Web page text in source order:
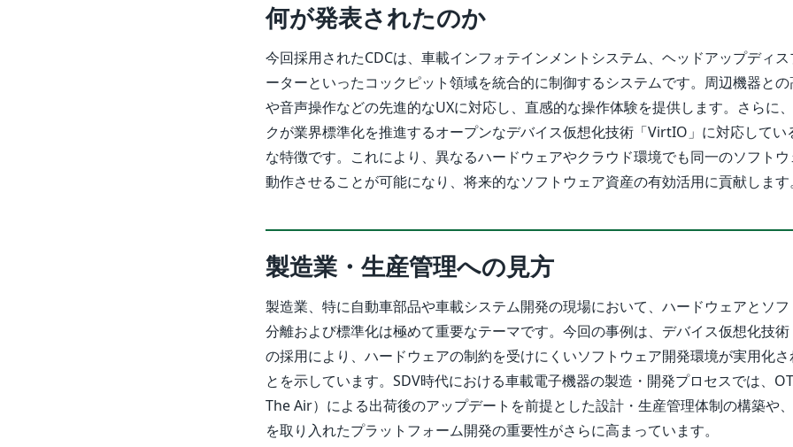
何が発表されたのか
今回採用されたCDCは、車載インフォテインメントシステム、ヘッドアップディス
ーターといったコックピット領域を統合的に制御するシステムです。周辺機器と
や音声操作などの先進的なUXに対応し、直感的な操作体験を提供します。さらに
クが業界標準化を推進するオープンなデバイス仮想化技術「VirtIO」に対応してい
な特徴です。これにより、異なるハードウェアやクラウド環境でも同一のソフト
動作させることが可能になり、将来的なソフトウェア資産の有効活用に貢献します。
製造業・生産管理への見方
製造業、特に自動車部品や車載システム開発の現場において、ハードウェアとソ
分離および標準化は極めて重要なテーマです。今回の事例は、デバイス仮想化技術
の採用により、ハードウェアの制約を受けにくいソフトウェア開発環境が実用化さ
とを示しています。SDV時代における車載電子機器の製造・開発プロセスでは、
The Air）による出荷後のアップデートを前提とした設計・生産管理体制の構築や
を取り入れたプラットフォーム開発の重要性がさらに高まっています。